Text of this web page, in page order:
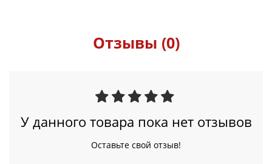
Отзывы (0)
У данного товара пока нет отзывов
Оставьте свой отзыв!